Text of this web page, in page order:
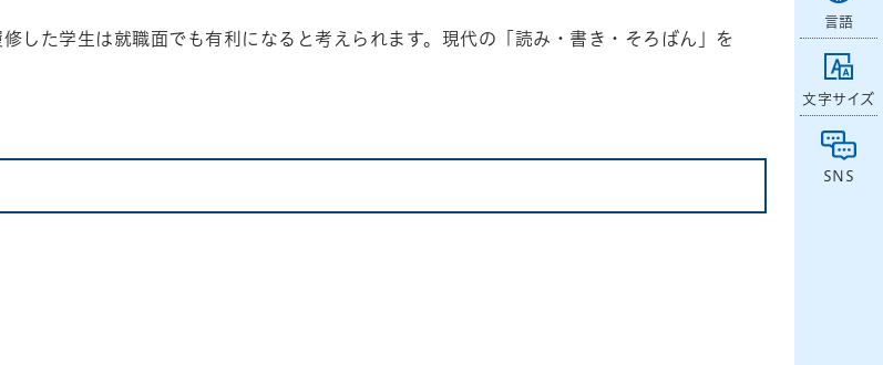
言語
文字サイズ
SNS
した学生は就職面でも有利になると考えられます。現代の「読み・書き・そろばん」を